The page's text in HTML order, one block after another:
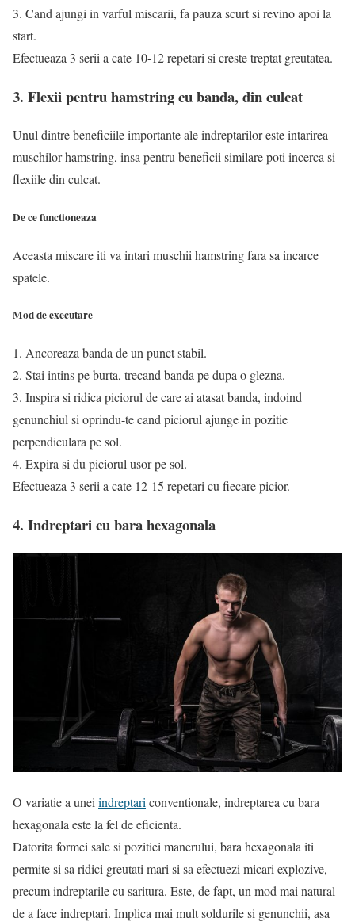
3. Cand ajungi in varful miscarii, fa pauza scurt si revino apoi la
start.
Efectueaza 3 serii a cate 10-12 repetari si creste treptat greutatea.
3. Flexii pentru hamstring cu banda, din culcat
Unul dintre beneficiile importante ale indreptarilor este intarirea
muschilor hamstring, insa pentru beneficii similare poti incerca si
flexiile din culcat.
De ce functioneaza
Aceasta miscare iti va intari muschii hamstring fara sa incarce
spatele.
Mod de executare
1. Ancoreaza banda de un punct stabil.
2. Stai intins pe burta, trecand banda pe dupa o glezna.
3. Inspira si ridica piciorul de care ai atasat banda, indoind
genunchiul si oprindu-te cand piciorul ajunge in pozitie
perpendiculara pe sol.
4. Expira si du piciorul usor pe sol.
Efectueaza 3 serii a cate 12-15 repetari cu fiecare picior.
4. Indreptari cu bara hexagonala
O variatie a unei indreptari conventionale, indreptarea cu bara
hexagonala este la fel de eficienta.
Datorita formei sale si pozitiei manerului, bara hexagonala iti
permite si sa ridici greutati mari si sa efectuezi micari explozive,
precum indreptarile cu saritura. Este, de fapt, un mod mai natural
de a face indreptari. Implica mai mult soldurile si genunchii, asa